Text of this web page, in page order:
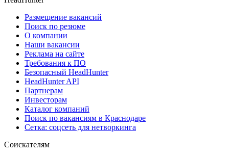
Размещение вакансий
Поиск по резюме
О компании
Наши вакансии
Реклама на сайте
Требования к ПО
Безопасный HeadHunter
HeadHunter API
Партнерам
Инвесторам
Каталог компаний
Поиск по вакансиям в Краснодаре
Сетка: соцсеть для нетворкинга
Соискателям